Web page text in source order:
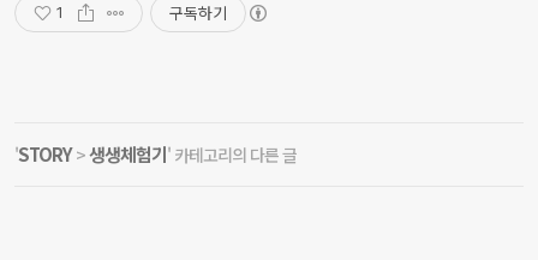
1 구독하기
'STORY>생생체험기' 카테고리의 다른 글